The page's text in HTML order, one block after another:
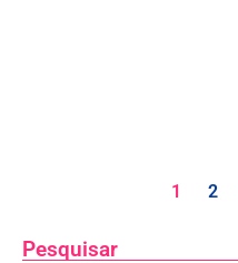
1 2
Pesquisar